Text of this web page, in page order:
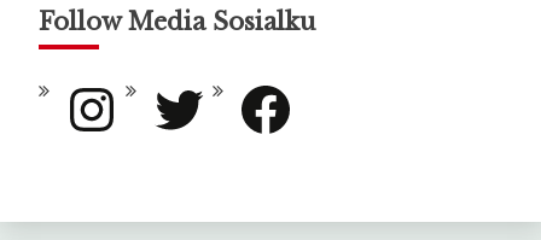
Follow Media Sosialku
Instagram Twitter Facebook